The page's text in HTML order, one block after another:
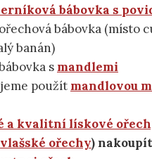
bábovka s
bábovka (místo
banán)
s mandlemi
použít mandlovou
a kvalitní lískové
vlašské ořechy)